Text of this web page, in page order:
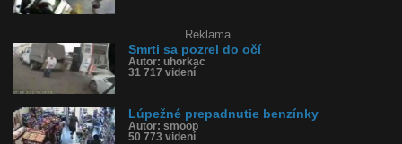
Reklama
Smrti sa pozrel do očí
Autor: uhorkac
31 717 videní
Lúpežné prepadnutie benzínky
Autor: smoop
50 773 videní